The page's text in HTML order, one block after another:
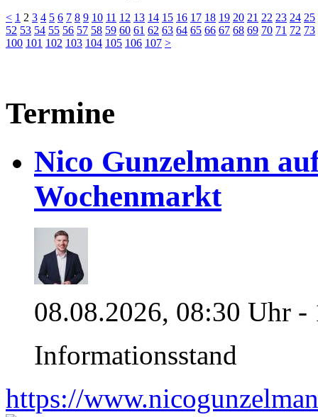
< 1 2 3 4 5 6 7 8 9 10 11 12 13 14 15 16 17 18 19 20 21 22 23 24 25
52 53 54 55 56 57 58 59 60 61 62 63 64 65 66 67 68 69 70 71 72 73
100 101 102 103 104 105 106 107 >
Termine
Nico Gunzelmann
Wochenmarkt
08.08.2026, 08:30 Uhr -
Informationsstand
https://